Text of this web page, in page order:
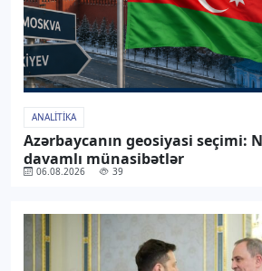
ANALITIKA
Azərbaycanın geosiyasi seçimi:
davamlı münasibətlər
06.08.2026 39